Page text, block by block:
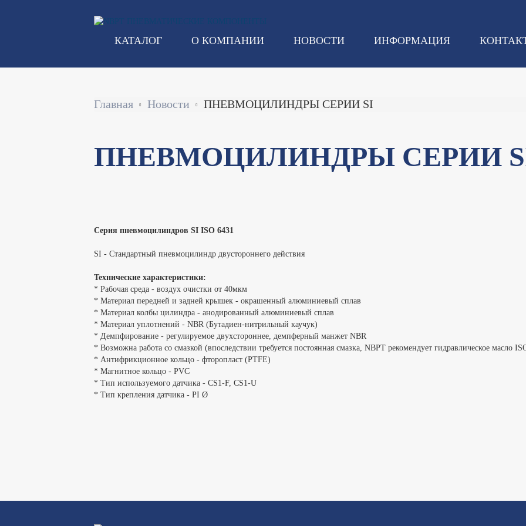
КАТАЛОГ О КОМПАНИИ НОВОСТИ ИНФОРМАЦИЯ
Строка
Главная Новости ПНЕВМОЦИЛИНДРЫ СЕРИИ SI
ПНЕВМОЦИЛИНДРЫ СЕРИИ
Серия пневмоцилиндров SI ISO 6431
SI - Стандартный пневмоцилиндр двустороннего действия
Технические характеристики:
* Рабочая среда - воздух очистки от 40мкм
* Материал передней и задней крышек - окрашенный алюминиевый сплав
* Материал колбы цилиндра - анодированный алюминиевый сплав
* Материал уплотнений - NBR (Бутадиен-нитрильный каучук)
* Демпфирование - регулируемое двухстороннее, демпферный манжет NBR
* Возможна работа со смазкой (впоследствии требуется постоянная смазка, NBPT рекомендует гидравлическое масло
* Антифрикционное кольцо - фторопласт (PTFE)
* Магнитное кольцо - PVC
* Тип используемого датчика - CS1-F, CS1-U
* Тип крепления датчика - PI Ø